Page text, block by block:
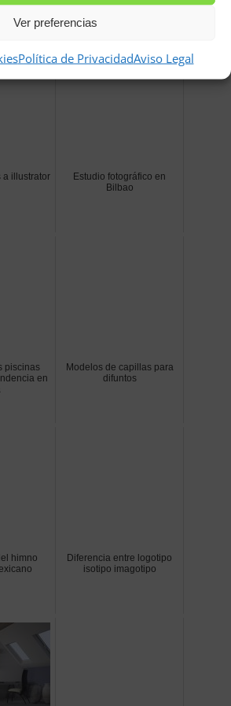
Ver preferencias
Política de PrivacidadAviso Legal
a illustrator
Estudio fotográfico en
Bilbao
piscinas
en
Modelos de capillas para
difuntos
himno
Diferencia entre logotipo
isotipo imagotipo